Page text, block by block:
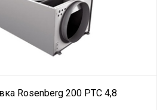
Rosenberg 200 PTC 4,8